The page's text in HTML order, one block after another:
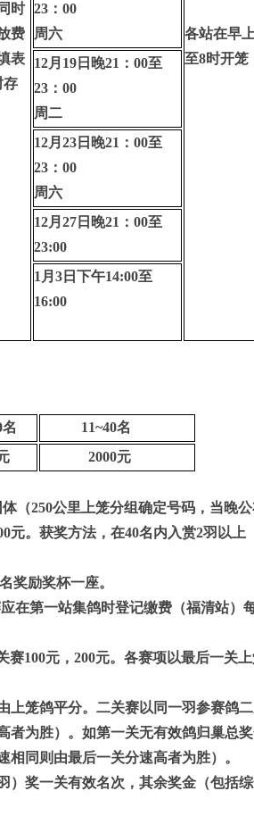
时
费
表
存
23：00
周六
各站在早
至8时开笼
12月19日晚21：00至
23：00
周二
12月23日晚21：00至
23：00
周六
12月27日晚21：00至
23:00
1月3日下午14:00至
16:00
11~40名
2000元
体（250公里上笼分组确定号码，当晚
元。获奖方法，在40名内入赏2羽以上
奖励奖杯一座。
在第一站集鸽时登记缴费（福清站）
赛100元，200元。各赛项以最后一关
上笼鸽平分。二关赛以同一羽参赛鸽
者为胜）。如第一关无有效鸽归巢总
同则由最后一关分速高者为胜）。
）奖一关有效名次，其余奖金（包括